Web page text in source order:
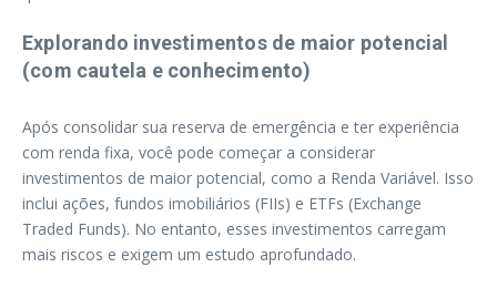
Explorando investimentos de maior potencial
(com cautela e conhecimento)
Após consolidar sua reserva de emergência e ter experiência
com renda fixa, você pode começar a considerar
investimentos de maior potencial, como a Renda Variável. Isso
inclui ações, fundos imobiliários (FIIs) e ETFs (Exchange
Traded Funds). No entanto, esses investimentos carregam
mais riscos e exigem um estudo aprofundado.